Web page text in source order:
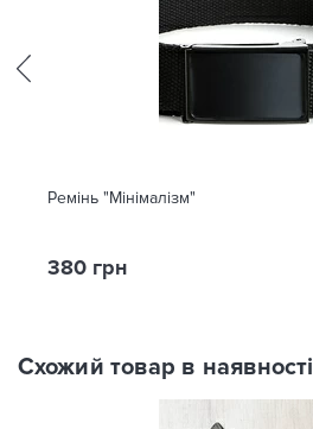
Ремінь "Мінімалізм"
380 грн
Схожий товар в наявності